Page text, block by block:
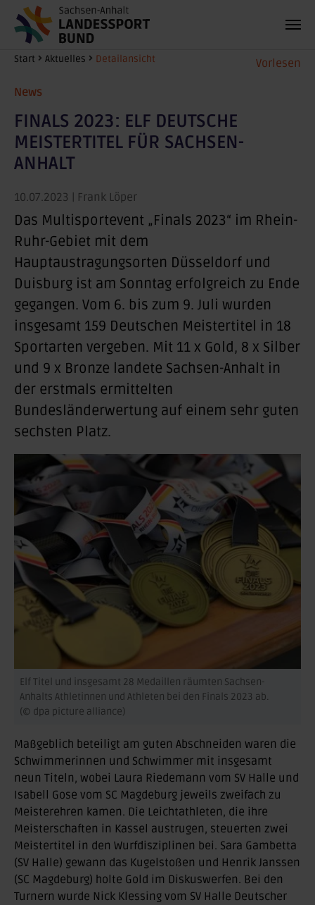
Zum Hauptinhalt springen Vorlesen
Sie sind hier:
Start Aktuelles Detailansicht
News
FINALS 2023: ELF DEUTSCHE
MEISTERTITEL FÜR SACHSEN-
ANHALT
10.07.2023 | Frank Löper
Das Multisportevent „Finals 2023“ im Rhein-
Ruhr-Gebiet mit dem
Hauptaustragungsorten Düsseldorf und
Duisburg ist am Sonntag erfolgreich zu Ende
gegangen. Vom 6. bis zum 9. Juli wurden
insgesamt 159 Deutschen Meistertitel in 18
Sportarten vergeben. Mit 11 x Gold, 8 x Silber
und 9 x Bronze landete Sachsen-Anhalt in
der erstmals ermittelten
Bundesländerwertung auf einem sehr guten
sechsten Platz.
Elf Titel und insgesamt 28 Medaillen räumten Sachsen-
Anhalts Athletinnen und Athleten bei den Finals 2023 ab.
(© dpa picture alliance)
Maßgeblich beteiligt am guten Abschneiden waren die
Schwimmerinnen und Schwimmer mit insgesamt
neun Titeln, wobei Laura Riedemann vom SV Halle und
Isabell Gose vom SC Magdeburg jeweils zweifach zu
Meisterehren kamen. Die Leichtathleten, die ihre
Meisterschaften in Kassel austrugen, steuerten zwei
Meistertitel in den Wurfdisziplinen bei. Sara Gambetta
(SV Halle) gewann das Kugelstoßen und Henrik Janssen
(SC Magdeburg) holte Gold im Diskuswerfen. Bei den
Turnern wurde Nick Klessing vom SV Halle Deutscher